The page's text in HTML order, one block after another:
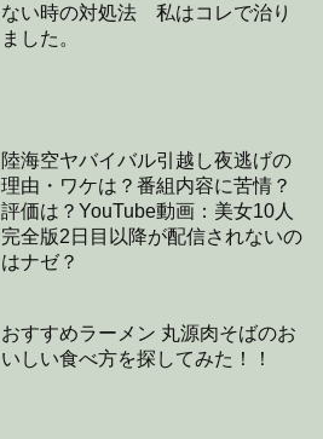
ない時の対処法 私はコレで治り
ました。
陸海空ヤバイバル引越し夜逃げの
理由・ワケは？番組内容に苦情？
評価は？YouTube動画：美女10人
完全版2日目以降が配信されないの
はナゼ？
おすすめラーメン 丸源肉そばのお
いしい食べ方を探してみた！！